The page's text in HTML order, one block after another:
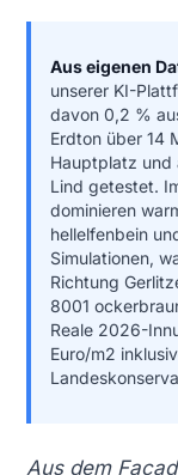
Aus eigenen
unserer KI-
davon 0,2 %
Erdton über 14
Hauptplatz und
Lind getestet.
dominieren
hellelfenbein
Simulationen,
Richtung
8001
Reale 2026-
Euro/m2
Aus dem